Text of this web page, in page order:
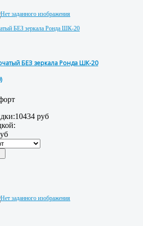
БЕЗ зеркала Ронда ШК-20
БЕЗ зеркала Ронда ШК-20
10434 руб